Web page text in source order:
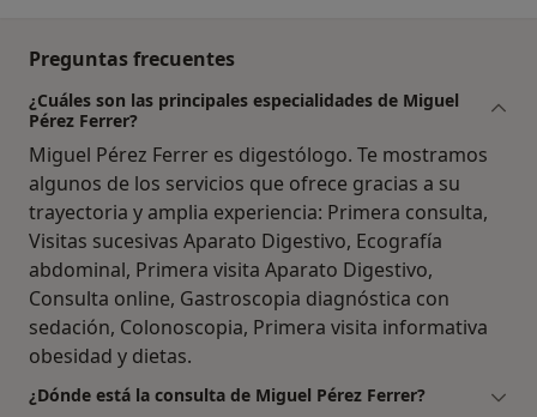
Preguntas frecuentes
¿Cuáles son las principales especialidades de Miguel
Pérez Ferrer?
Miguel Pérez Ferrer es digestólogo. Te mostramos
algunos de los servicios que ofrece gracias a su
trayectoria y amplia experiencia: Primera consulta,
Visitas sucesivas Aparato Digestivo, Ecografía
abdominal, Primera visita Aparato Digestivo,
Consulta online, Gastroscopia diagnóstica con
sedación, Colonoscopia, Primera visita informativa
obesidad y dietas.
¿Dónde está la consulta de Miguel Pérez Ferrer?